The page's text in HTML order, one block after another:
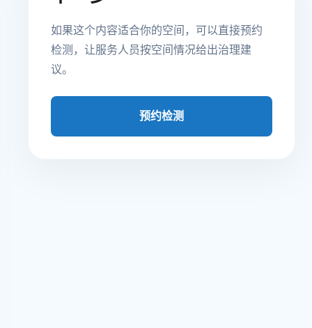
如果这个内容适合你的空间，可以直接预约
检测，让服务人员按空间情况给出治理建
议。
预约检测